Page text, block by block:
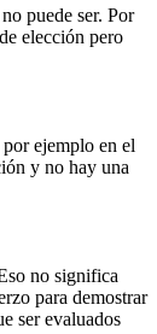
puede ser. Por
elección pero
ejemplo en el
y no hay una
no significa
para demostrar
ser evaluados